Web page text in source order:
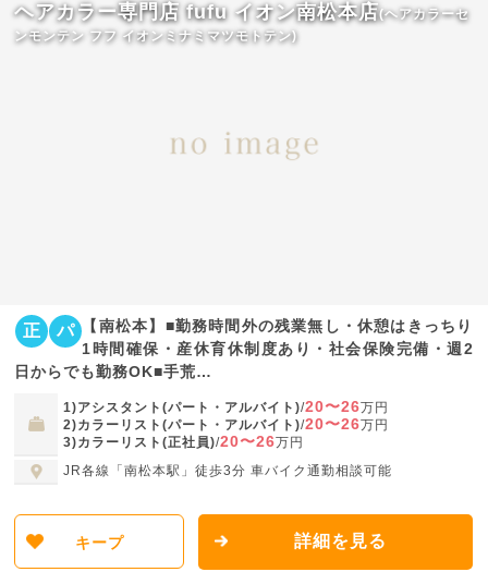
ヘアカラー専門店 fufu イオン南松本店(ヘアカラーセ
ンモンテン フフ イオンミナミマツモトテン)
正 パ
【南松本】■勤務時間外の残業無し・休憩はきっちり
1時間確保・産休育休制度あり・社会保険完備・週2
日からでも勤務OK■手荒…
1)アシスタント(パート・アルバイト)/20〜26万円
2)カラーリスト(パート・アルバイト)/20〜26万円
3)カラーリスト(正社員)/20〜26万円
JR各線「南松本駅」徒歩3分 車バイク通勤相談可能
キープ 詳細を見る